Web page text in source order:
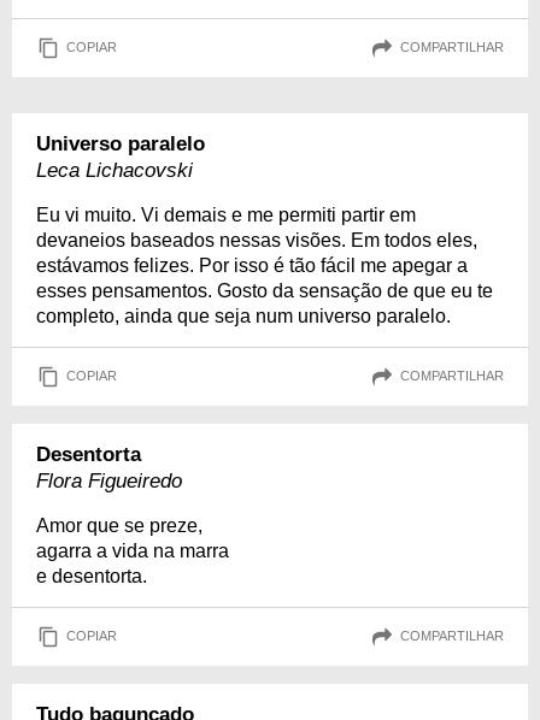
COPIAR COMPARTILHAR
Universo paralelo
Leca Lichacovski
Eu vi muito. Vi demais e me permiti partir em
devaneios baseados nessas visões. Em todos eles,
estávamos felizes. Por isso é tão fácil me apegar a
esses pensamentos. Gosto da sensação de que eu te
completo, ainda que seja num universo paralelo.
COPIAR COMPARTILHAR
Desentorta
Flora Figueiredo
Amor que se preze,
agarra a vida na marra
e desentorta.
COPIAR COMPARTILHAR
Tudo bagunçado